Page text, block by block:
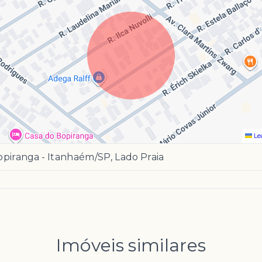
- Itanhaém/SP, Lado Praia
Imóveis similares